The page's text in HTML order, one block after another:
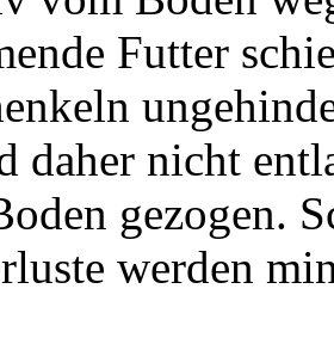
Futter
daher nicht
gezogen.
werden